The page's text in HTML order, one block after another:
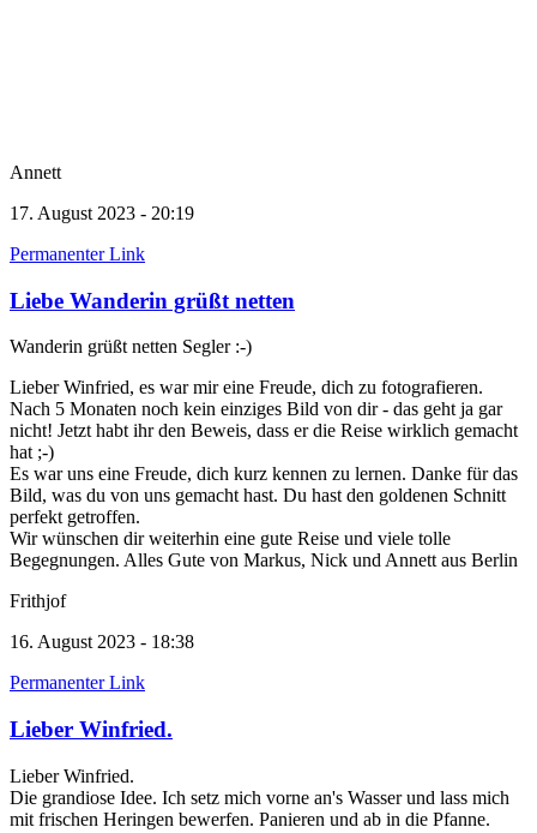
Annett
17. August 2023 - 20:19
Permanenter Link
Liebe Wanderin grüßt netten
Wanderin grüßt netten Segler :-)
Lieber Winfried, es war mir eine Freude, dich zu fotografieren.
Nach 5 Monaten noch kein einziges Bild von dir - das geht ja gar
nicht! Jetzt habt ihr den Beweis, dass er die Reise wirklich gemacht
hat ;-)
Es war uns eine Freude, dich kurz kennen zu lernen. Danke für das
Bild, was du von uns gemacht hast. Du hast den goldenen Schnitt
perfekt getroffen.
Wir wünschen dir weiterhin eine gute Reise und viele tolle
Begegnungen. Alles Gute von Markus, Nick und Annett aus Berlin
Frithjof
16. August 2023 - 18:38
Permanenter Link
Lieber Winfried.
Lieber Winfried.
Die grandiose Idee. Ich setz mich vorne an's Wasser und lass mich
mit frischen Heringen bewerfen. Panieren und ab in die Pfanne.